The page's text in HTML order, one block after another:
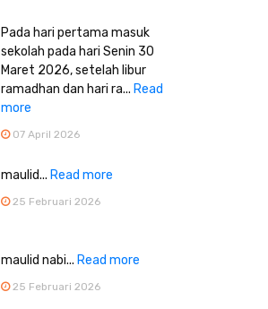
Pada hari pertama masuk
sekolah pada hari Senin 30
Maret 2026, setelah libur
ramadhan dan hari ra... Read
more
07 April 2026
maulid... Read more
25 Februari 2026
maulid nabi... Read more
25 Februari 2026